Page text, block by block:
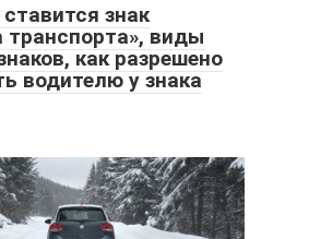
знак
транспорта», виды
как разрешено
водителю у знака